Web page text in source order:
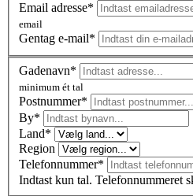
Email adresse*
email
Gentag e-mail*
Gadenavn*
minimum ét tal
Postnummer*
By*
Land*
Region
Telefonnummer*
Indtast kun tal. Telefonnummeret